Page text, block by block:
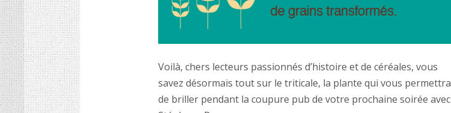
Voilà, chers lecteurs passionnés d’histoire et de céréales, vous
savez désormais tout sur le triticale, la plante qui vous permettra
de briller pendant la coupure pub de votre prochaine soirée avec